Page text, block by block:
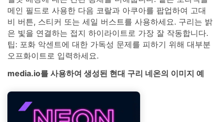
메인 필드로 사용한 다음 코랄과 아쿠아를 팝업하여 고대
비 버튼, 스티커 또는 세일 버스트를 사용하세요. 구리는 밝
은 빛을 연결하는 접지 하이라이트로 가장 잘 작동합니다.
팁: 포화 악센트에 대한 가독성 문제를 피하기 위해 대부분
오프화이트로 입력하세요.
media.io를 사용하여 생성된 현대 구리 네온의 이미지 예